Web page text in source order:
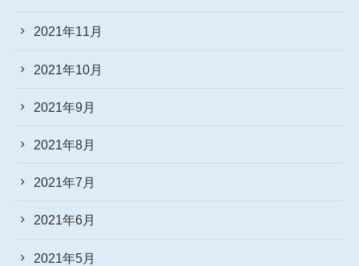
2021年11月
2021年10月
2021年9月
2021年8月
2021年7月
2021年6月
2021年5月